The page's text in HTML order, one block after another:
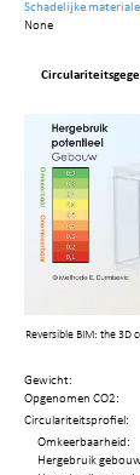
Schadelijke
None
Reversible BIM: the 3D
Gewicht:
Opgenomen CO2:
Circulariteitsprofiel:
Omkeerbaarheid:
Hergebruik